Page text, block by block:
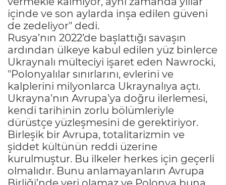
içinde ve son aylarda inşa edilen güveni
de zedeliyor" dedi.
Rusya’nın 2022’de başlattığı savaşın
ardından ülkeye kabul edilen yüz binlerce
Ukraynalı mülteciyi işaret eden Nawrocki,
"Polonyalılar sınırlarını, evlerini ve
kalplerini milyonlarca Ukraynalıya açtı.
Ukrayna’nın Avrupa’ya doğru ilerlemesi,
kendi tarihinin zorlu bölümleriyle
dürüstçe yüzleşmesini de gerektiriyor.
Birleşik bir Avrupa, totalitarizmin ve
şiddet kültünün reddi üzerine
kurulmuştur. Bu ilkeler herkes için geçerli
olmalıdır. Bunu anlamayanların Avrupa